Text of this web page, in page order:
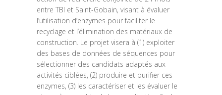
entre TBI et Saint-Gobain, visant à évaluer
l’utilisation d’enzymes pour faciliter le
recyclage et l’élimination des matériaux de
construction. Le projet visera à (1) exploiter
des bases de données de séquences pour
sélectionner des candidats adaptés aux
activités ciblées, (2) produire et purifier ces
enzymes, (3) les caractériser et les évaluer le